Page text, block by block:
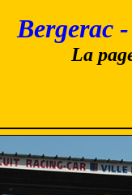
Bergerac
La